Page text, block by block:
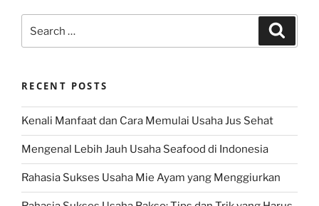
for:
RECENT POSTS
Kenali Manfaat dan Cara Memulai Usaha Jus Sehat
Mengenal Lebih Jauh Usaha Seafood di Indonesia
Rahasia Sukses Usaha Mie Ayam yang Menggiurkan